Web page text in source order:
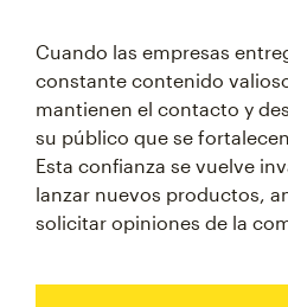
Cuando las empresas
constante contenido
mantienen el contacto y
su público que se
Esta confianza se vuelve
lanzar nuevos productos,
solicitar opiniones de la